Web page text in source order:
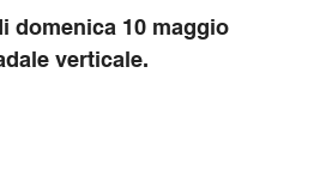
domenica 10 maggio
verticale.